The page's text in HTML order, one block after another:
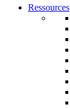
Ressources